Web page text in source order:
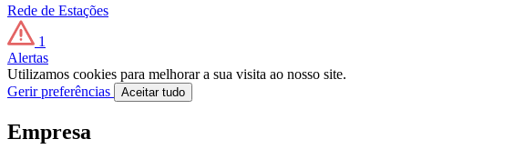
Rede de Estações
1
Alertas
Utilizamos cookies para melhorar a sua visita ao nosso site.
Gerir preferências
Aceitar tudo
Empresa